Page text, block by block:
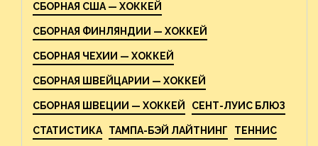
СБОРНАЯ США — ХОККЕЙ
СБОРНАЯ ФИНЛЯНДИИ — ХОККЕЙ
СБОРНАЯ ЧЕХИИ — ХОККЕЙ
СБОРНАЯ ШВЕЙЦАРИИ — ХОККЕЙ
СБОРНАЯ ШВЕЦИИ — ХОККЕЙ СЕНТ-ЛУИС БЛЮЗ
СТАТИСТИКА ТАМПА-БЭЙ ЛАЙТНИНГ ТЕННИС